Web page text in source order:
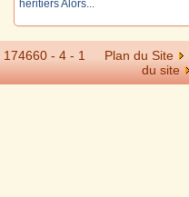
héritiers Alors...
174660 - 4 - 1 Plan du Site
du site